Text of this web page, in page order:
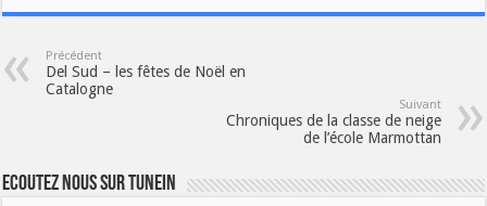
Précédent
Del Sud – les fêtes de Noël en
Catalogne
Suivant
Chroniques de la classe de neige
de l’école Marmottan
Ecoutez nous sur TuneIn